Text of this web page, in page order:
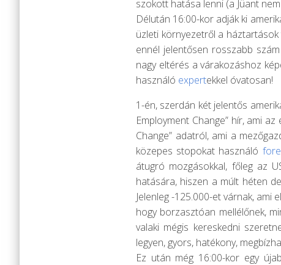
szokott hatása lenni (a Jüant
Délután 16:00-kor adják ki
üzleti környezetről a háztartások
ennél jelentősen rosszabb
nagy eltérés a várakozáshoz
használó expertekkel óvatosan!
1-én, szerdán két jelentős
Employment Change” hír, ami
Change” adatról, ami a
közepes stopokat használó
átugró mozgásokkal, főleg az
hatására, hiszen a múlt héten
Jelenleg -125.000-et várnak, ami
hogy borzasztóan mellélőnek,
valaki mégis kereskedni
legyen, gyors, hatékony,
Ez után még 16:00-kor egy